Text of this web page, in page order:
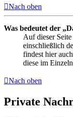
Nach oben
Was bedeutet der
Auf dieser
einschließlich
findest hier
diese im
Nach oben
Private